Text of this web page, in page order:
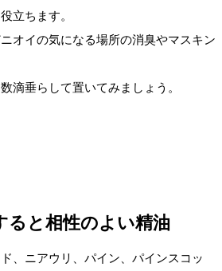
立ちます。
オイの気になる場所の消臭やマスキン
滴垂らして置いてみましょう。
ると相性のよい精油
、ニアウリ、パイン、パインスコッ